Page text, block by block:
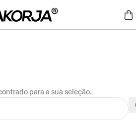
para a sua seleção.